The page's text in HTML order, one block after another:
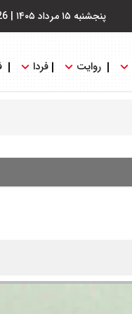
پنجشنبه ۱۵ مرداد ۱۴۰۵ |
روایت فردا